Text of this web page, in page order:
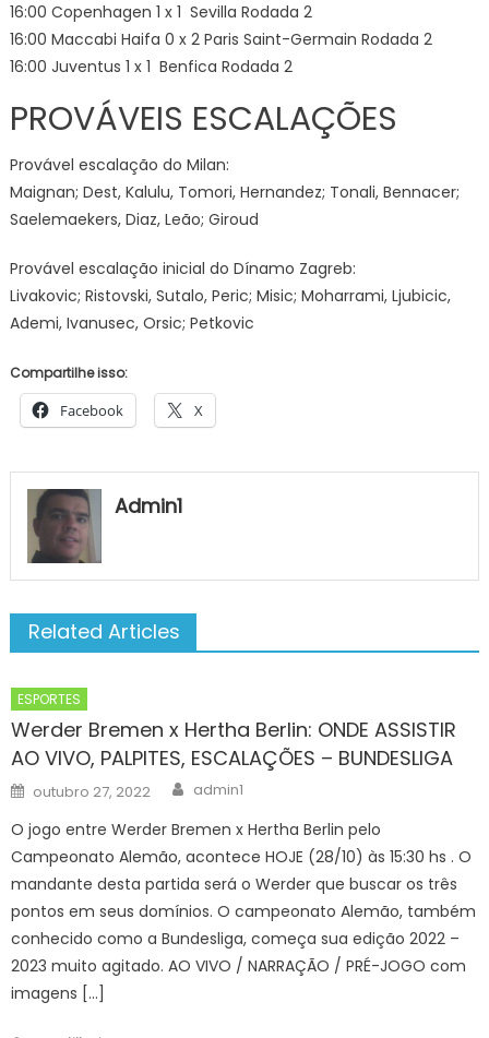
16:00 Copenhagen 1 x 1 Sevilla Rodada 2
16:00 Maccabi Haifa 0 x 2 Paris Saint-Germain Rodada 2
16:00 Juventus 1 x 1 Benfica Rodada 2
PROVÁVEIS ESCALAÇÕES
Provável escalação do Milan:
Maignan; Dest, Kalulu, Tomori, Hernandez; Tonali, Bennacer;
Saelemaekers, Diaz, Leão; Giroud
Provável escalação inicial do Dínamo Zagreb:
Livakovic; Ristovski, Sutalo, Peric; Misic; Moharrami, Ljubicic,
Ademi, Ivanusec, Orsic; Petkovic
Compartilhe isso:
Facebook X
Admin1
Related Articles
ESPORTES
Werder Bremen x Hertha Berlin: ONDE ASSISTIR
AO VIVO, PALPITES, ESCALAÇÕES – BUNDESLIGA
Posted
on
outubro 27, 2022 Author
admin1
O jogo entre Werder Bremen x Hertha Berlin pelo
Campeonato Alemão, acontece HOJE (28/10) às 15:30 hs . O
mandante desta partida será o Werder que buscar os três
pontos em seus domínios. O campeonato Alemão, também
conhecido como a Bundesliga, começa sua edição 2022 –
2023 muito agitado. AO VIVO / NARRAÇÃO / PRÉ-JOGO com
imagens […]